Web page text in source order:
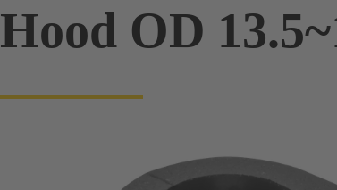
Hood OD